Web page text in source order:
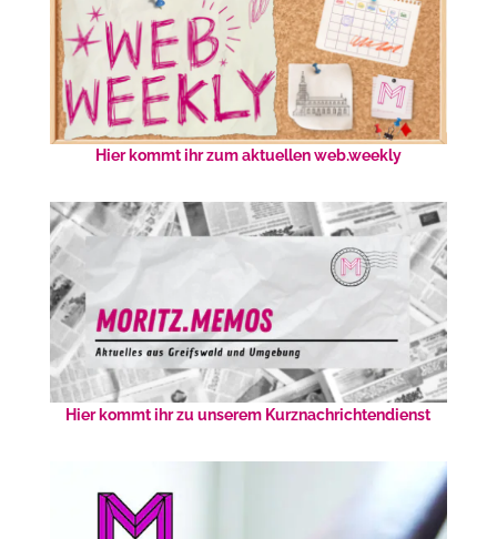
Hier kommt ihr zum aktuellen web.weekly
Hier kommt ihr zu unserem Kurznachrichtendienst